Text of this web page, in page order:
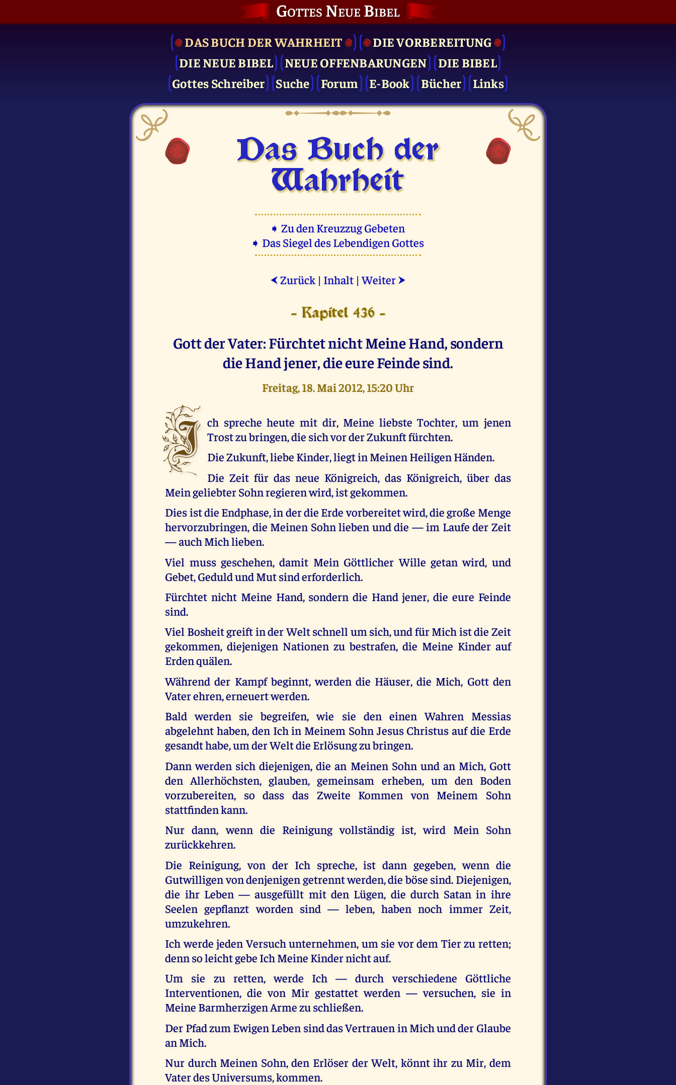
Gottes Neue Bibel
DAS BUCH DER WAHRHEIT
DIE VOR­BEREITUNG
DIE NEUE BIBEL
NEUE OFFENBARUNGEN
DIE BIBEL
Gottes Schreiber
Suche Forum E-Book Bücher Links
Das Buch der
Wahrheit
➧ Zu den Kreuzzug Gebeten
➧ Das Siegel des Lebendigen Gottes
⮜ Zurück | Inhalt |Weiter ⮞
- Kapitel 436 -
Gott der Vater: Fürchtet nicht Meine Hand, sondern
die Hand jener, die eure Feinde sind.
Freitag, 18. Mai 2012, 15:20 Uhr
I ch spreche heute mit dir, Meine liebste Tochter, um jenen
Trost zu bringen, die sich vor der Zukunft fürchten.
Die Zukunft, liebe Kinder, liegt in Meinen Heiligen Händen.
Die Zeit für das neue Königreich, das Königreich, über das
Mein geliebter Sohn regieren wird, ist gekommen.
Dies ist die Endphase, in der die Erde vorbereitet wird, die große Menge
hervorzubringen, die Meinen Sohn lieben und die — im Laufe der Zeit
— auch Mich lieben.
Viel muss geschehen, damit Mein Göttlicher Wille getan wird, und
Gebet, Geduld und Mut sind erforderlich.
Fürchtet nicht Meine Hand, sondern die Hand jener, die eure Feinde
sind.
Viel Bosheit greift in der Welt schnell um sich, und für Mich ist die Zeit
gekommen, diejenigen Nationen zu bestrafen, die Meine Kinder auf
Erden quälen.
Während der Kampf beginnt, werden die Häuser, die Mich, Gott den
Vater ehren, erneuert werden.
Bald werden sie begreifen, wie sie den einen Wahren Messias
abgelehnt haben, den Ich in Meinem Sohn Jesus Christus auf die Erde
gesandt habe, um der Welt die Erlösung zu bringen.
Dann werden sich diejenigen, die an Meinen Sohn und an Mich, Gott
den Allerhöchsten, glauben, gemeinsam erheben, um den Boden
vorzubereiten, so dass das Zweite Kommen von Meinem Sohn
stattfinden kann.
Nur dann, wenn die Reinigung vollständig ist, wird Mein Sohn
zurückkehren.
Die Reinigung, von der Ich spreche, ist dann gegeben, wenn die
Gutwilligen von denjenigen getrennt werden, die böse sind. Diejenigen,
die ihr Leben — ausgefüllt mit den Lügen, die durch Satan in ihre
Seelen gepflanzt worden sind — leben, haben noch immer Zeit,
umzukehren.
Ich werde jeden Versuch unternehmen, um sie vor dem Tier zu retten;
denn so leicht gebe Ich Meine Kinder nicht auf.
Um sie zu retten, werde Ich — durch verschiedene Göttliche
Interventionen, die von Mir gestattet werden — versuchen, sie in
Meine Barmherzigen Arme zu schließen.
Der Pfad zum Ewigen Leben sind das Vertrauen in Mich und der Glaube
an Mich.
Nur durch Meinen Sohn, den Erlöser der Welt, könnt ihr zu Mir, dem
Vater des Universums, kommen.